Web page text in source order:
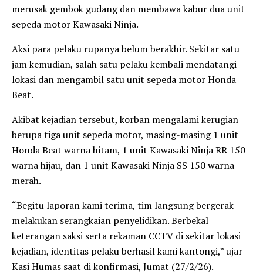
merusak gembok gudang dan membawa kabur dua unit
sepeda motor Kawasaki Ninja.
Aksi para pelaku rupanya belum berakhir. Sekitar satu
jam kemudian, salah satu pelaku kembali mendatangi
lokasi dan mengambil satu unit sepeda motor Honda
Beat.
Akibat kejadian tersebut, korban mengalami kerugian
berupa tiga unit sepeda motor, masing-masing 1 unit
Honda Beat warna hitam, 1 unit Kawasaki Ninja RR 150
warna hijau, dan 1 unit Kawasaki Ninja SS 150 warna
merah.
“Begitu laporan kami terima, tim langsung bergerak
melakukan serangkaian penyelidikan. Berbekal
keterangan saksi serta rekaman CCTV di sekitar lokasi
kejadian, identitas pelaku berhasil kami kantongi,” ujar
Kasi Humas saat di konfirmasi, Jumat (27/2/26).